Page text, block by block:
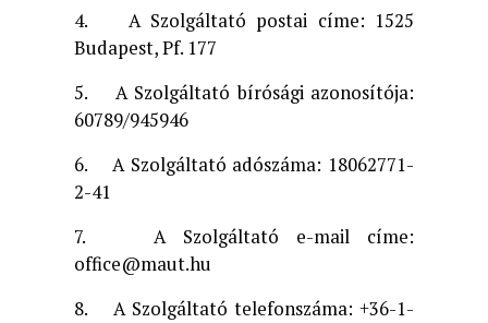
4. A Szolgáltató postai címe: 1525
Budapest, Pf. 177
5. A Szolgáltató bírósági azonosítója:
60789/945946
6. A Szolgáltató adószáma: 18062771-
2-41
7. A Szolgáltató e-mail címe:
office@maut.hu
8. A Szolgáltató telefonszáma: +36-1-